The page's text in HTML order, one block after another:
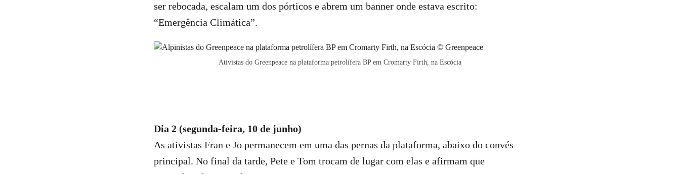
ser rebocada, escalam um dos pórticos e abrem um banner onde estava escrito:
“Emergência Climática”.
Ativistas do Greenpeace na plataforma petrolífera BP em Cromarty Firth, na Escócia
Dia 2 (segunda-feira, 10 de junho)
As ativistas Fran e Jo permanecem em uma das pernas da plataforma, abaixo do convés
principal. No final da tarde, Pete e Tom trocam de lugar com elas e afirmam que